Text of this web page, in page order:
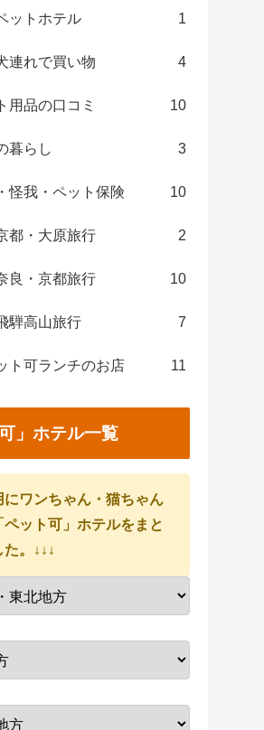
ットホテル 1
連れで買い物 4
用品の口コミ 10
暮らし 3
怪我・ペット保険 10
都・大原旅行 2
良・京都旅行 10
騨高山旅行 7
ト可ランチのお店 11
」ホテル一覧
にワンちゃん・猫ちゃん
ペット可」ホテルをまと
。↓↓↓